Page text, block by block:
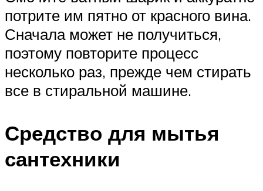
потрите им пятно от красного вина.
Сначала может не получиться,
поэтому повторите процесс
несколько раз, прежде чем стирать
все в стиральной машине.
Средство для мытья
сантехники